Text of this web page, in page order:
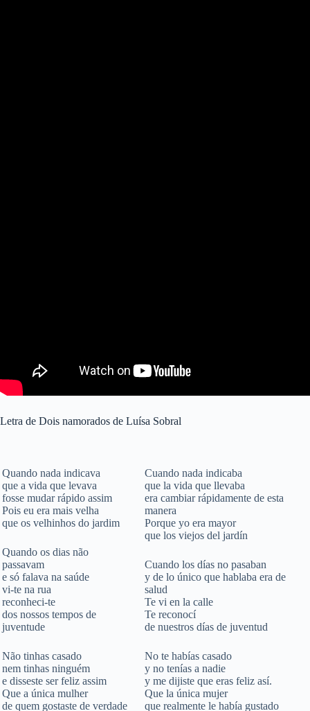
Letra de Dois namorados de Luísa Sobral
Quando nada indicava
que a vida que levava
fosse mudar rápido assim
Pois eu era mais velha
que os velhinhos do jardim
Quando os dias não
passavam
e só falava na saúde
vi-te na rua
reconheci-te
dos nossos tempos de
juventude
Não tinhas casado
nem tinhas ninguém
e disseste ser feliz assim
Que a única mulher
de quem gostaste de verdade
Cuando nada indicaba
que la vida que llevaba
era cambiar rápidamente de esta
manera
Porque yo era mayor
que los viejos del jardín
Cuando los días no pasaban
y de lo único que hablaba era de
salud
Te vi en la calle
Te reconocí
de nuestros días de juventud
No te habías casado
y no tenías a nadie
y me dijiste que eras feliz así.
Que la única mujer
que realmente le había gustado